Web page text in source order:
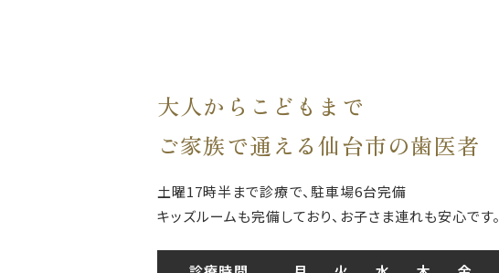
大人からこどもまで
ご家族で通える仙台市の歯医者
土曜17時半まで診療で、駐車場6台完備
キッズルームも完備しており、お子さま連れも安心です。